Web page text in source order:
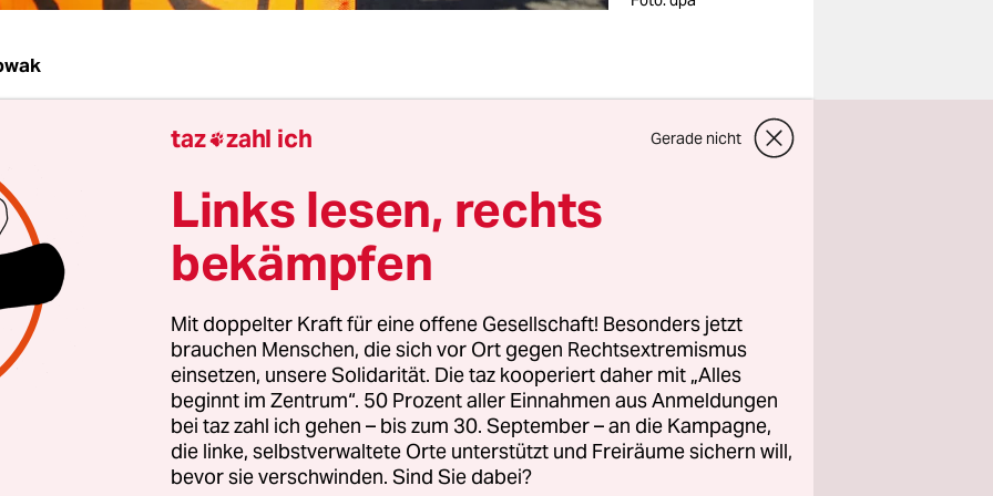
muss der Kiezladen F54 in der Neuköllner Friedelstraße
befürchten. Das sieht ein Vergleich vor, den das
Neukölln am Donnerstag im Räumungsprozess gegen den
hat. Die AnwältInnen des luxemburgischen
Pinehall s.a.r.l. und des Vereins der LadenbetreiberInnen
ihm bereits zugestimmt.
der Vergleich innerhalb von 14 Tagen widerrufen
verkündet das Gericht das Urteil, und das wäre bei
die sofortige Räumung“, sagte der Berliner
Benjamin Hersch, der den Verein vertritt, der taz. Dass
s.a.r.l. nicht einmal einen Briefkasten besitze und auch
taz zahl ich Gerade nicht
Links lesen, rechts
bekämpfen
Mit doppelter Kraft für eine offene Gesellschaft! Besonders jetzt
brauchen Menschen, die sich vor Ort gegen Rechtsextremismus
einsetzen, unsere Solidarität. Die taz kooperiert daher mit „Alles
beginnt im Zentrum“. 50 Prozent aller Einnahmen aus Anmeldungen
bei taz zahl ich gehen – bis zum 30. September – an die Kampagne,
die linke, selbstverwaltete Orte unterstützt und Freiräume sichern will,
bevor sie verschwinden. Sind Sie dabei?